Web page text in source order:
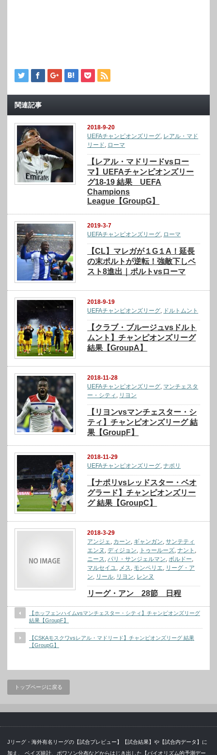
関連記事
2018-9-20
UEFAチャンピオンズリーグ, レアル・マド
リード, ローマ
【レアル・マドリードvsロー
マ】UEFAチャンピオンズリー
グ18-19 結果 UEFA
Champions
League【GroupG】
2019-3-7
UEFAチャンピオンズリーグ, ローマ
【CL】マレガが１G１A！延長
の末ポルトが逆転！強敵下しベ
スト8進出｜ポルトvsローマ
2018-9-19
UEFAチャンピオンズリーグ
ドルトムント
【クラブ・ブルージュvsドルト
ムント】チャンピオンズリーグ
結果【GroupA】
2018-11-28
UEFAチャンピオンズリーグ, マンチェスタ
ー・シティ , リヨン
【リヨンvsマンチェスター・シ
ティ】チャンピオンズリーグ 結
果【GroupF】
2018-11-29
UEFAチャンピオンズリーグ,ナポリ
【ナポリvsレッドスター・ベオ
グラード】チャンピオンズリー
グ 結果【GroupC】
2018-3-29
アンジェ, カーン, ギャンガン,サンテティ
エンヌ ,ディジョン, トゥールーズ,ナント ,
ニース,パリ・サンジェルマン,ボルドー,
マルセイユ, メス, モンペリエ, リーグ・ア
ン, リール, リヨン, レンヌ
リーグ・アン 28節 日程
【ホッフェンハイムvsマンチェスター・シティ】チャンピオンズリーグ
結果【GroupF】
【CSKAモスクワvsレアル・マドリード】チャンピオンズリーグ 結果
【GroupG】
トップページに戻る
Jリーグ・海外有名リーグの【試合プレビュー】【試合結果】や【試合内データ】に
加え、 ベイズ統計、ポワソン分布などからはじき出した【バイオリズム的予測デー